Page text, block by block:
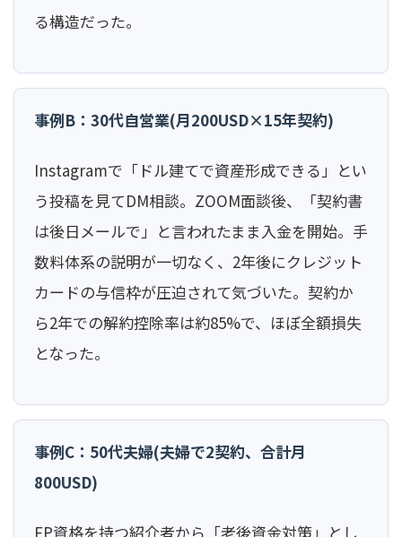
る構造だった。
事例B：30代自営業(月200USD×15年契約)
Instagramで「ドル建てで資産形成できる」とい
う投稿を見てDM相談。ZOOM面談後、「契約書
は後日メールで」と言われたまま入金を開始。手
数料体系の説明が一切なく、2年後にクレジット
カードの与信枠が圧迫されて気づいた。契約か
ら2年での解約控除率は約85%で、ほぼ全額損失
となった。
事例C：50代夫婦(夫婦で2契約、合計月
800USD)
FP資格を持つ紹介者から「老後資金対策」とし